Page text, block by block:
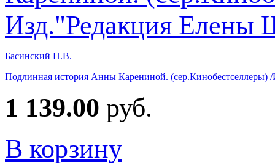
Басинский П.В.
Подлинная история Анны Карениной.
1 139.00 руб.
В корзину